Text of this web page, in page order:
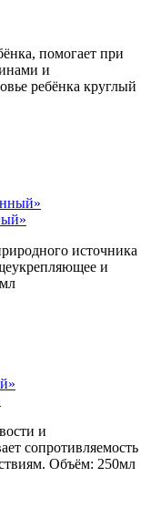
помогает при
и
ребёнка круглый
источника
и
и
сопротивляемость
Объём: 250мл